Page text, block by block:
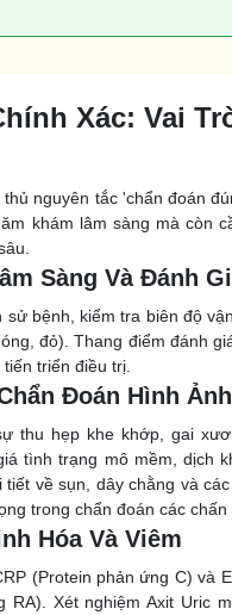
Xác: Vai
nguyên tắc 'chẩn đoán
khám lâm sàng mà còn
Sàng Và Đánh
sử bệnh, kiểm tra biên độ
đỏ). Thang điểm đánh
triển điều trị.
Đoán Hình Ảnh
thu hẹp khe khớp, gai
tình trạng mô mềm, dịch
tiết về sụn, dây chằng và
trong chẩn đoán các
Hóa Và Viêm
(Protein phản ứng C) và
RA). Xét nghiệm Axit Uric